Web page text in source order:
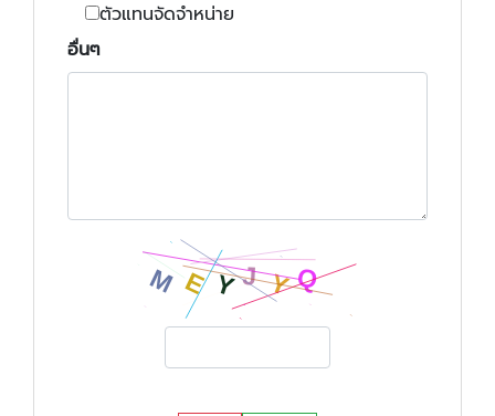
ตัวแทนจัดจำหน่าย
อื่นๆ